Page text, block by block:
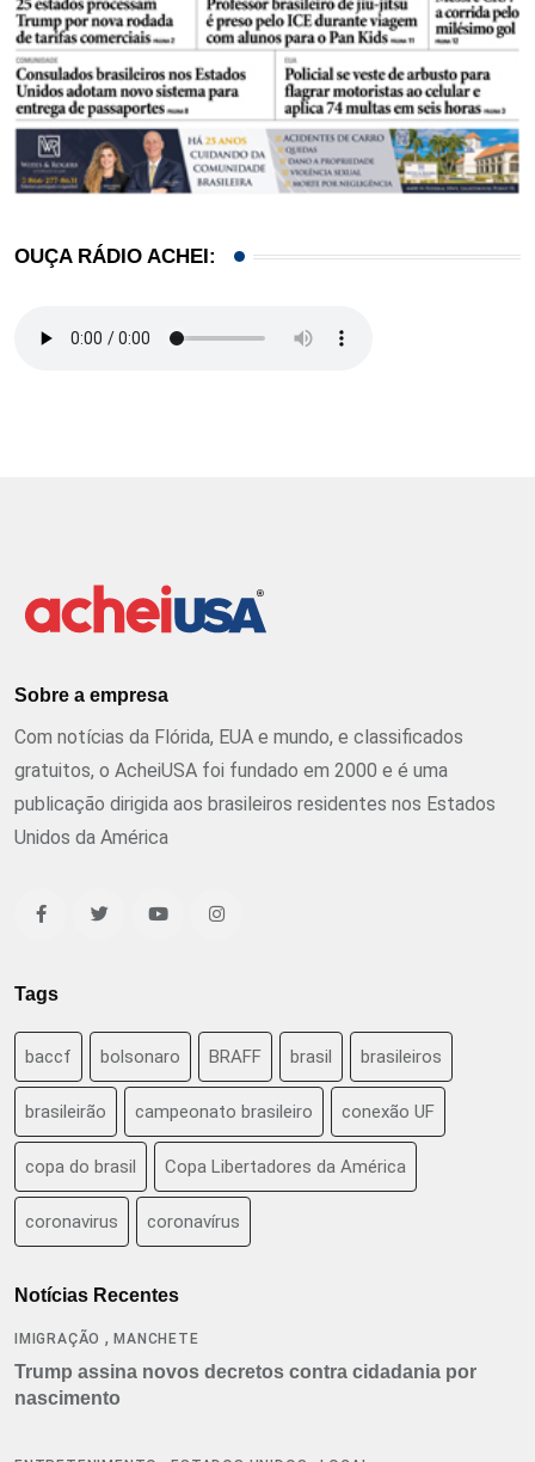
OUÇA RÁDIO ACHEI:
Sobre a empresa
Com notícias da Flórida, EUA e mundo, e classificados
gratuitos, o AcheiUSA foi fundado em 2000 e é uma
publicação dirigida aos brasileiros residentes nos Estados
Unidos da América
Tags
baccf bolsonaro BRAFF brasil brasileiros
brasileirão campeonato brasileiro conexão UF
copa do brasil Copa Libertadores da América
coronavirus coronavírus
Notícias Recentes
IMIGRAÇÃO ,MANCHETE
Trump assina novos decretos contra cidadania por
nascimento